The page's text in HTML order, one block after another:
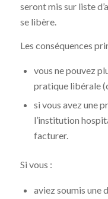
seront mis sur liste
se libère.
Les conséquences
vous ne pouvez
pratique libérale
si vous avez une
l’institution
facturer.
Si vous :
aviez soumis une